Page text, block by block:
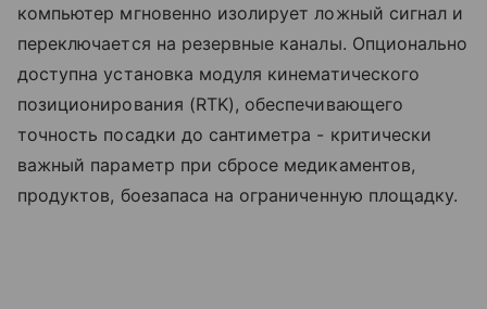
компьютер мгновенно изолирует ложный сигнал и
переключается на резервные каналы. Опционально
доступна установка модуля кинематического
позиционирования (RTK), обеспечивающего
точность посадки до сантиметра - критически
важный параметр при сбросе медикаментов,
продуктов, боезапаса на ограниченную площадку.